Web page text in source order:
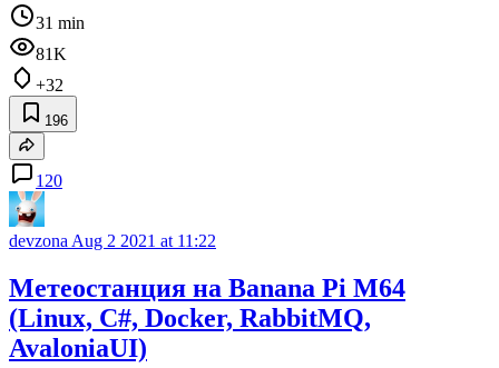
31 min
81K
+32
196
120
devzona Aug 2 2021 at 11:22
Метеостанция на Banana Pi M64
(Linux, C#, Docker, RabbitMQ,
AvaloniaUI)